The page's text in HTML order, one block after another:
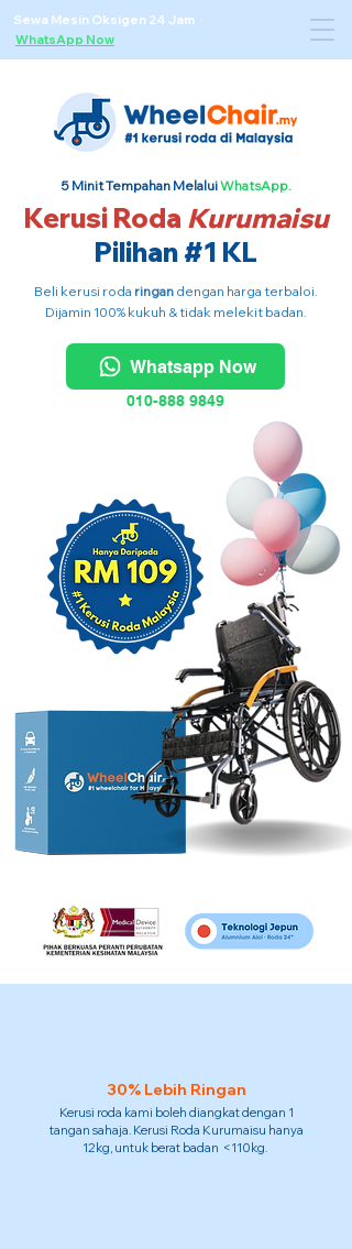
Sewa Mesin Oksigen 24 Jam ·
WhatsApp Now
5 Minit Tempahan MelaluiWhatsApp.
Kerusi Roda Kurumaisu
Pilihan #1 KL
Beli kerusi roda ringan dengan harga terbaloi.
Dijamin 100% kukuh & tidak melekit badan.
Whatsapp Now
010-888 9849
30% Lebih Ringan
Kerusi roda kami boleh diangkat dengan 1
tangan sahaja. Kerusi Roda Kurumaisu hanya
12kg, untuk berat badan <110kg.